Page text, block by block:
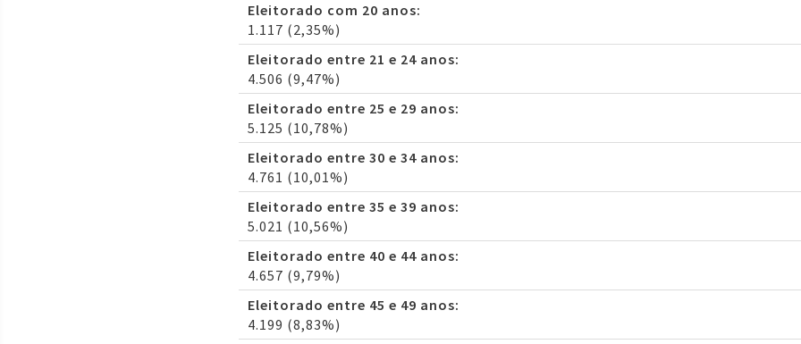
Eleitorado com 20 anos:
1.117 (2,35%)
Eleitorado entre 21 e 24 anos:
4.506 (9,47%)
Eleitorado entre 25 e 29 anos:
5.125 (10,78%)
Eleitorado entre 30 e 34 anos:
4.761 (10,01%)
Eleitorado entre 35 e 39 anos:
5.021 (10,56%)
Eleitorado entre 40 e 44 anos:
4.657 (9,79%)
Eleitorado entre 45 e 49 anos:
4.199 (8,83%)